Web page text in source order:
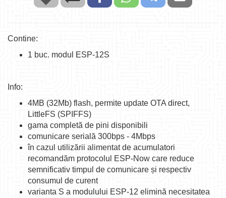
Contine:
1 buc. modul ESP-12S
Info:
4MB (32Mb) flash, permite update OTA direct,
LittleFS (SPIFFS)
gama completă de pini disponibili
comunicare serială 300bps - 4Mbps
în cazul utilizării alimentat de acumulatori
recomandăm protocolul ESP-Now care reduce
semnificativ timpul de comunicare și respectiv
consumul de curent
varianta S a modulului ESP-12 elimină necesitatea